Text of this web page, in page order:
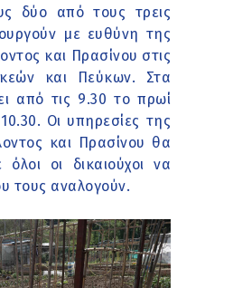
δύο από τους τρεις
με ευθύνη της
και Πρασίνου στις
και Πεύκων. Στα
από τις 9.30 το πρωί
Οι υπηρεσίες της
και Πρασίνου θα
οι δικαιούχοι να
τους αναλογούν.